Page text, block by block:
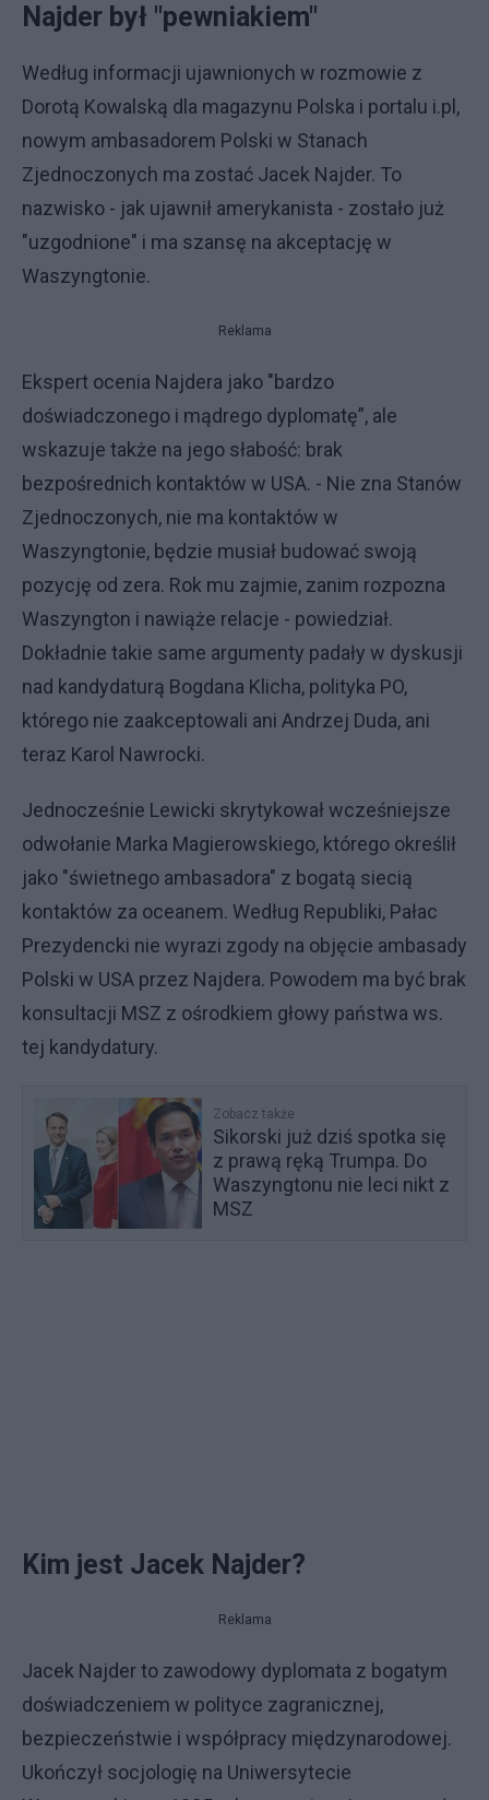
Najder był "pewniakiem"
Według informacji ujawnionych w rozmowie z
Dorotą Kowalską dla magazynu Polska i portalu i.pl,
nowym ambasadorem Polski w Stanach
Zjednoczonych ma zostać Jacek Najder. To
nazwisko - jak ujawnił amerykanista - zostało już
"uzgodnione" i ma szansę na akceptację w
Waszyngtonie.
Reklama
Ekspert ocenia Najdera jako "bardzo
doświadczonego i mądrego dyplomatę”, ale
wskazuje także na jego słabość: brak
bezpośrednich kontaktów w USA. - Nie zna Stanów
Zjednoczonych, nie ma kontaktów w
Waszyngtonie, będzie musiał budować swoją
pozycję od zera. Rok mu zajmie, zanim rozpozna
Waszyngton i nawiąże relacje - powiedział.
Dokładnie takie same argumenty padały w dyskusji
nad kandydaturą Bogdana Klicha, polityka PO,
którego nie zaakceptowali ani Andrzej Duda, ani
teraz Karol Nawrocki.
Jednocześnie Lewicki skrytykował wcześniejsze
odwołanie Marka Magierowskiego, którego określił
jako "świetnego ambasadora" z bogatą siecią
kontaktów za oceanem. Według Republiki, Pałac
Prezydencki nie wyrazi zgody na objęcie ambasady
Polski w USA przez Najdera. Powodem ma być brak
konsultacji MSZ z ośrodkiem głowy państwa ws.
tej kandydatury.
Zobacz także
Sikorski już dziś spotka się
z prawą ręką Trumpa. Do
Waszyngtonu nie leci nikt z
MSZ
Kim jest Jacek Najder?
Reklama
Jacek Najder to zawodowy dyplomata z bogatym
doświadczeniem w polityce zagranicznej,
bezpieczeństwie i współpracy międzynarodowej.
Ukończył socjologię na Uniwersytecie